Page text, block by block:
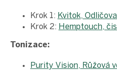
Krok 1: Kvitok,
Krok 2: Hemptouch,
Tonizace:
Purity Vision, Růžová